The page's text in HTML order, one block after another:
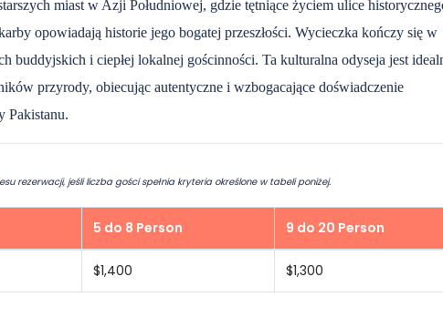
miast w Azji Południowej, gdzie tętniące życiem ulice
opowiadają historie jego bogatej przeszłości. Wycieczka kończy się w
buddyjskich i ciepłej lokalnej gościnności. Ta kulturalna odyseja jest
przyrody, obiecując autentyczne i wzbogacające doświadczenie
Pakistanu.
rezerwacji, jeśli liczba gości spełnia kryteria określone w tabeli poniżej.
5 do 8 Person 9 do 20 Person
$1,400 $1,300